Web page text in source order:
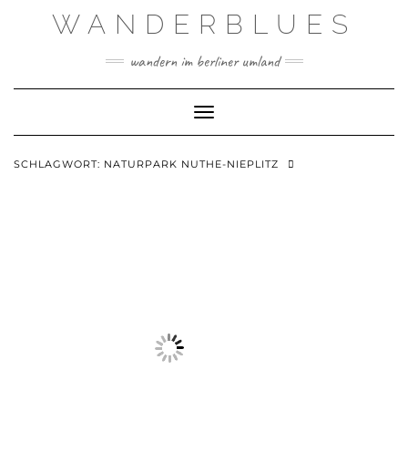
WANDERBLUES
wandern im berliner umland
Toggle Navigation
SCHLAGWORT: NATURPARK NUTHE-NIEPLITZ